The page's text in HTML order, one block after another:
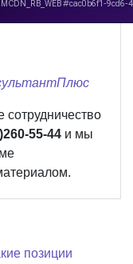
55-44 и мы
позиции